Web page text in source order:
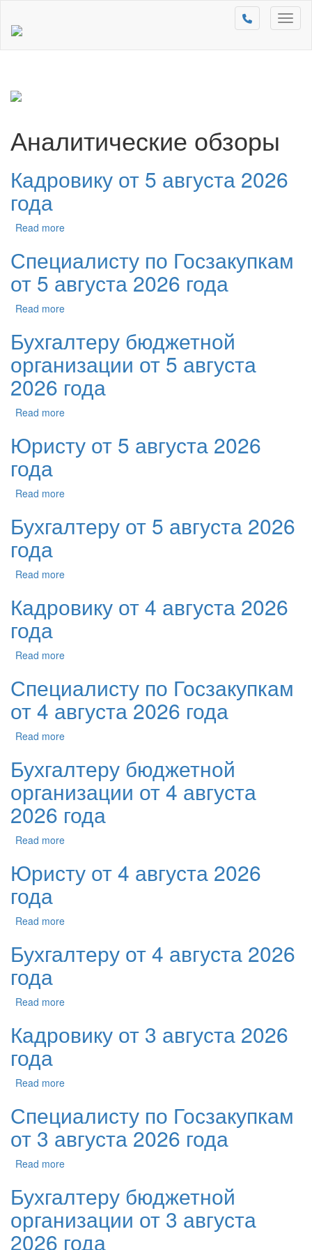
Аналитические обзоры
Кадровику от 5 августа 2026
года
Read more
Специалисту по Госзакупкам
от 5 августа 2026 года
Read more
Бухгалтеру бюджетной
организации от 5 августа
2026 года
Read more
Юристу от 5 августа 2026
года
Read more
Бухгалтеру от 5 августа 2026
года
Read more
Кадровику от 4 августа 2026
года
Read more
Специалисту по Госзакупкам
от 4 августа 2026 года
Read more
Бухгалтеру бюджетной
организации от 4 августа
2026 года
Read more
Юристу от 4 августа 2026
года
Read more
Бухгалтеру от 4 августа 2026
года
Read more
Кадровику от 3 августа 2026
года
Read more
Специалисту по Госзакупкам
от 3 августа 2026 года
Read more
Бухгалтеру бюджетной
организации от 3 августа
2026 года